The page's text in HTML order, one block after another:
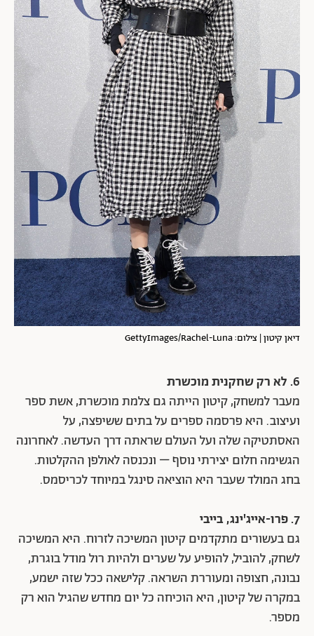
דיאן קיטון | צילום: GettyImages/Rachel-Luna
6. לא רק שחקנית מוכשרת
מעבר למשחק, קיטון הייתה גם צלמת מוכשרת, אשת ספר
ועיצוב. היא פרסמה ספרים על בתים ששיפצה, על
האסתטיקה שלה ועל העולם שראתה דרך העדשה. לאחרונה
הגשימה חלום יצירתי נוסף – ונכנסה לאולפן ההקלטות.
בחג המולד שעבר היא הוציאה סינגל במיוחד לכריסמס.
7. פרו-אייג'ינג, בייבי
גם בעשורים מתקדמים קיטון המשיכה לזרוח. היא המשיכה
לשחק, להוביל, להופיע על שערים ולהיות רול מודל בוגרת,
נבונה, חצופה ומעוררת השראה. קלישאה ככל שזה ישמע,
במקרה של קיטון, היא הוכיחה כל יום מחדש שהגיל הוא רק
מספר.